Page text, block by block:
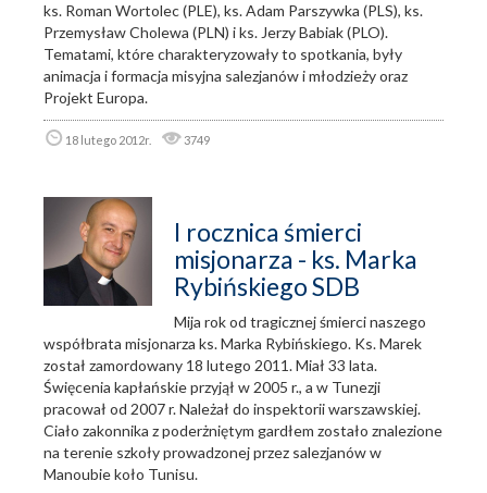
ks. Roman Wortolec (PLE), ks. Adam Parszywka (PLS), ks.
Przemysław Cholewa (PLN) i ks. Jerzy Babiak (PLO).
Tematami, które charakteryzowały to spotkania, były
animacja i formacja misyjna salezjanów i młodzieży oraz
Projekt Europa.
18 lutego 2012r. 3749
I rocznica śmierci
misjonarza - ks. Marka
Rybińskiego SDB
Mija rok od tragicznej śmierci naszego
współbrata misjonarza ks. Marka Rybińskiego. Ks. Marek
został zamordowany 18 lutego 2011. Miał 33 lata.
Święcenia kapłańskie przyjął w 2005 r., a w Tunezji
pracował od 2007 r. Należał do inspektorii warszawskiej.
Ciało zakonnika z poderżniętym gardłem zostało znalezione
na terenie szkoły prowadzonej przez salezjanów w
Manoubie koło Tunisu.